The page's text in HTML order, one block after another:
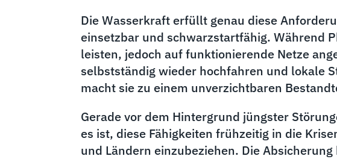
Die Wasserkraft erfüllt genau diese
einsetzbar und schwarzstartfähig. Während
leisten, jedoch auf funktionierende Netze
selbstständig wieder hochfahren und lokale
macht sie zu einem unverzichtbaren
Gerade vor dem Hintergrund jüngster
es ist, diese Fähigkeiten frühzeitig in die
und Ländern einzubeziehen. Die